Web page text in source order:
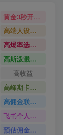
【站长运营资料】无水印课程资源
黄金3秒开头与标题海报玩法六大运营硬核技能高效变现
高端人设搭建积累客户信任图文剪辑谈单转化实操教学
高爆率选题方法
高斯泼溅与游戏化交互课程
高收益
高峰期卡顿利润被抽干
高佣金联盟课
飞书个人版100G注册教程无需额外扩容
预估佣金有2200